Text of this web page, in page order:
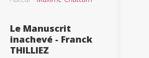
Le Manuscrit
inachevé - Franck
THILLIEZ